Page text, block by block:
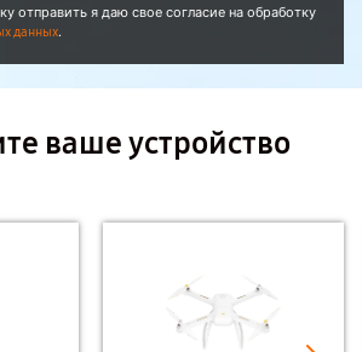
отправить я даю свое согласие на обработку
данных.
ваше устройство